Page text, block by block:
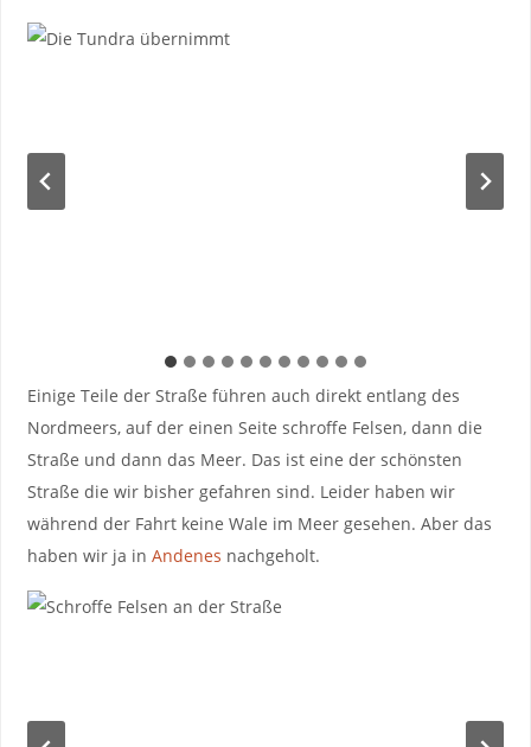
Einige Teile der Straße führen auch direkt entlang des
Nordmeers, auf der einen Seite schroffe Felsen, dann die
Straße und dann das Meer. Das ist eine der schönsten
Straße die wir bisher gefahren sind. Leider haben wir
während der Fahrt keine Wale im Meer gesehen. Aber das
haben wir ja in Andenes nachgeholt.